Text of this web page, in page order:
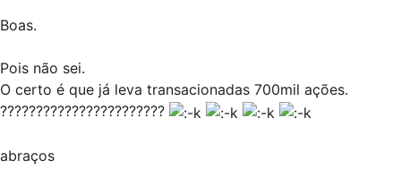
Boas.
Pois não sei.
O certo é que já leva transacionadas 700mil ações.
???????????????????????
abraços